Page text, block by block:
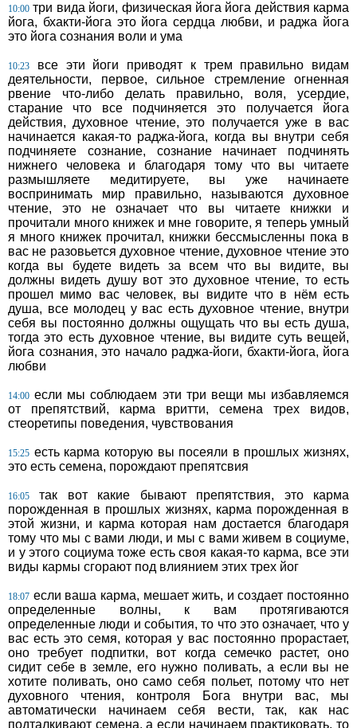
10:00 три вида йоги, физическая йога йога действия карма
йога, бхакти-йога это йога сердца любви, и раджа йога
это йога сознания воли и ума
10:23
все эти йоги приводят к трем правильно видам
деятельности, первое, сильное стремление огненная
рвение что-либо делать правильно, воля, усердие,
старание что все подчиняется это получается йога
действия, духовное чтение, это получается уже в вас
начинается какая-то раджа-йога, когда вы внутри себя
подчиняете сознание, сознание начинает подчинять
нижнего человека и благодаря тому что вы читаете
размышляете медитируете, вы уже начинаете
воспринимать мир правильно, называются духовное
чтение, это не означает что вы читаете книжки и
прочитали много книжек и мне говорите, я теперь умный
я много книжек прочитал, книжки бессмысленны пока в
вас не разовьется духовное чтение, духовное чтение это
когда вы будете видеть за всем что вы видите, вы
должны видеть душу вот это духовное чтение, то есть
прошел мимо вас человек, вы видите что в нём есть
душа, все молодец у вас есть духовное чтение, внутри
себя вы постоянно должны ощущать что вы есть душа,
тогда это есть духовное чтение, вы видите суть вещей,
йога сознания, это начало раджа-йоги, бхакти-йога, йога
любви
14:00 если мы соблюдаем эти три вещи мы избавляемся
от препятствий, карма вритти, семена трех видов,
стеоретипы поведения, чувствования
15:25 есть карма которую вы посеяли в прошлых жизнях,
это есть семена, порождают препятсвия
16:05
так вот какие бывают препятствия, это карма
порожденная в прошлых жизнях, карма порожденная в
этой жизни, и карма которая нам достается благодаря
тому что мы с вами люди, и мы с вами живем в социуме,
и у этого социума тоже есть своя какая-то карма, все эти
виды кармы сгорают под влиянием этих трех йог
18:07 если ваша карма, мешает жить, и создает постоянно
определенные волны, к вам протягиваются
определенные люди и события, то что это означает, что у
вас есть это семя, которая у вас постоянно прорастает,
оно требует подпитки, вот когда семечко растет, оно
сидит себе в земле, его нужно поливать, а если вы не
хотите поливать, оно само себя польет, потому что нет
духовного чтения, контроля Бога внутри вас, мы
автоматически начинаем себя вести, так, как нас
подталкивают семена, а если начинаем практиковать, то